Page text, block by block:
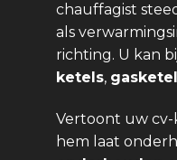
chauffagist
als
richting. U kan
ketels,
Vertoont uw
hem laat